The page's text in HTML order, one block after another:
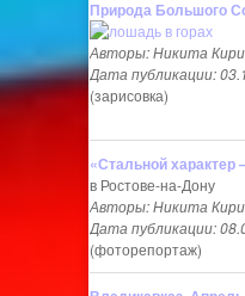
Природа Большого
Авторы: Никита
Дата публикации:
(зарисовка)
«Стальной характер
в Ростове-на-Дону
Авторы: Никита
Дата публикации:
(фоторепортаж)